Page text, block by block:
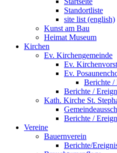
Standortliste
site list (english)
Kunst am Bau
Heimat Museum
Kirchen
Ev. Kirchengemeinde
Ev.
Ev.
Berichte /
Berichte /
Kath. Kirche St.
Berichte /
Vereine
Bauernverein
Berichte/